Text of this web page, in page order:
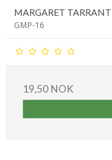
MARGARET
GMP-16
19,50 NOK